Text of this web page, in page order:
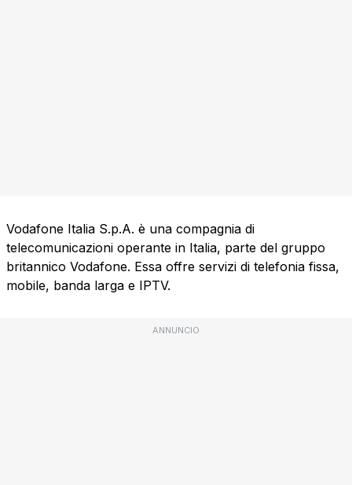
Vodafone Italia S.p.A. è una compagnia di
telecomunicazioni operante in Italia, parte del gruppo
britannico Vodafone. Essa offre servizi di telefonia fissa,
mobile, banda larga e IPTV.
ANNUNCIO